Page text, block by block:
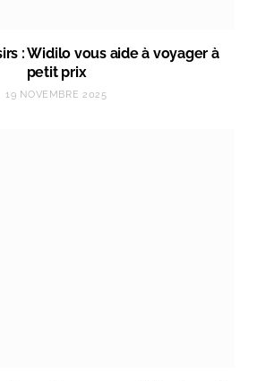
: Widilo vous aide à voyager à
petit prix
19 NOVEMBRE 2025